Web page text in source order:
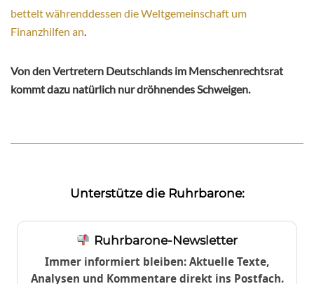
bettelt währenddessen die Weltgemeinschaft um
Finanzhilfen an.
Von den Vertretern Deutschlands im Menschenrechtsrat
kommt dazu natürlich nur dröhnendes Schweigen.
Unterstütze die Ruhrbarone:
Ruhrbarone-Newsletter
Immer informiert bleiben: Aktuelle Texte,
Analysen und Kommentare direkt ins Postfach.